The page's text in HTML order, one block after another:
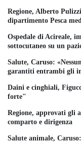
Regione, Alberto
dipartimento Pesca
Ospedale di Acireale,
sottocutaneo su un
Salute, Caruso:
garantiti entrambi gli
Daini e cinghiali,
forte"
Regione, approvati gli
comparto e dirigenza
Salute animale,